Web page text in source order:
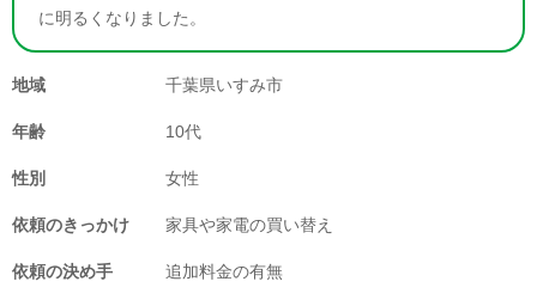
に明るくなりました。
地域 千葉県いすみ市
年齢 10代
性別 女性
依頼のきっかけ 家具や家電の買い替え
依頼の決め手 追加料金の有無